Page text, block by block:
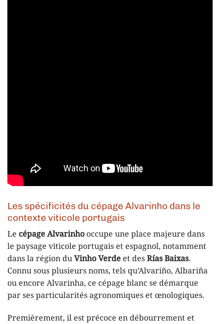
Les spécificités du cépage Alvarinho dans le
contexte viticole portugais
Le cépage Alvarinhooccupe une place majeure dans
le paysage viticole portugais et espagnol, notamment
dans la région duVinho Verdeet desRías Baixas.
Connu sous plusieurs noms, tels qu’Alvariño, Albariña
ou encore Alvarinha, ce cépage blanc se démarque
par ses particularités agronomiques et œnologiques.
Premièrement, il est précoce en débourrement et